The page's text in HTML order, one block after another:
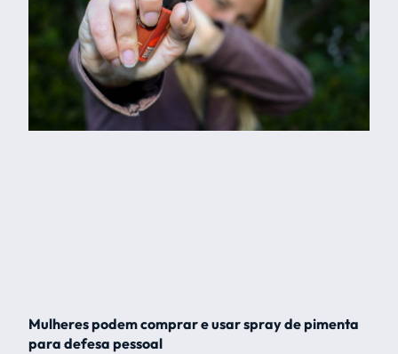
Mulheres podem comprar e usar spray de pimenta
para defesa pessoal